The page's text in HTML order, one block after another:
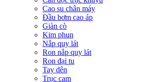
Cao su chân máy
Đầu bơm cao áp
Giàn cò
Kim phun
Nắp quy lát
Ron nắp quy lát
Ron đại tu
Tay dên
Trục cam